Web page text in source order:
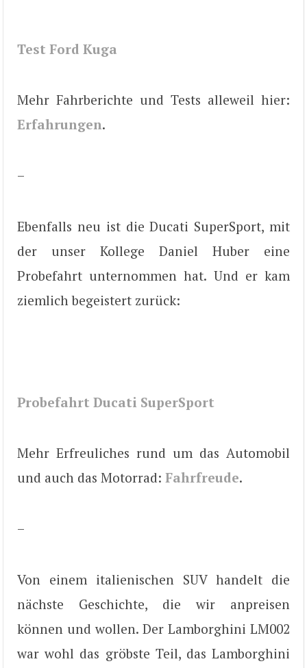
Test Ford Kuga
Mehr Fahrberichte und Tests alleweil hier:
Erfahrungen.
–
Ebenfalls neu ist die Ducati SuperSport, mit
der unser Kollege Daniel Huber eine
Probefahrt unternommen hat. Und er kam
ziemlich begeistert zurück:
Probefahrt Ducati SuperSport
Mehr Erfreuliches rund um das Automobil
und auch das Motorrad: Fahrfreude.
–
Von einem italienischen SUV handelt die
nächste Geschichte, die wir anpreisen
können und wollen. Der Lamborghini LM002
war wohl das gröbste Teil, das Lamborghini